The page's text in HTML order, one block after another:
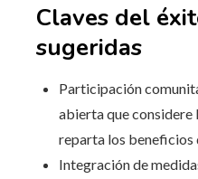
Claves del
sugeridas
Participación
abierta que considere
reparta los beneficios
Integración de